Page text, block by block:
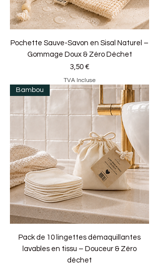
Pochette Sauve-Savon en Sisal Naturel –
Gommage Doux & Zéro Déchet
Prix
3,50 €
TVA Incluse
Bambou
Pack de 10 lingettes démaquillantes
lavables en tissu – Douceur & Zéro
déchet